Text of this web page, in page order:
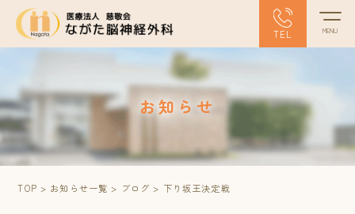
TEL
お知らせ
TOP > お知らせ一覧 > ブログ > 下り坂王決定戦